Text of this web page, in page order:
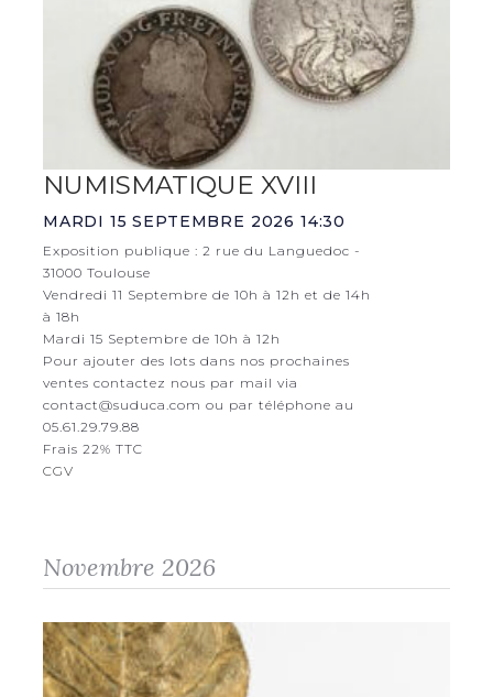
NUMISMATIQUE XVIII
MARDI 15 SEPTEMBRE 2026 14:30
Exposition publique : 2 rue du Languedoc -
31000 Toulouse
Vendredi 11 Septembre de 10h à 12h et de 14h
à 18h
Mardi 15 Septembre de 10h à 12h
Pour ajouter des lots dans nos prochaines
ventes contactez nous par mail via
contact@suduca.com ou par téléphone au
05.61.29.79.88
Frais 22% TTC
CGV
Novembre 2026